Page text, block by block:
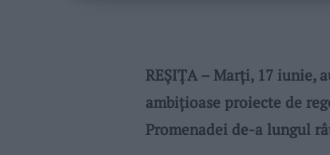
REȘIȚA – Marți, 17 iunie,
ambițioase proiecte de
Promenadei de-a lungul